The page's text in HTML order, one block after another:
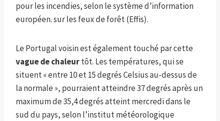
pour les incendies, selon le système d’information
européen. sur les feux de forêt (Effis).
Le Portugal voisin est également touché par cette
vague de chaleurtôt. Les températures, qui se
situent « entre 10 et 15 degrés Celsius au-dessus de
la normale », pourraient atteindre 37 degrés après un
maximum de 35,4 degrés atteint mercredi dans le
sud du pays, selon l’institut météorologique